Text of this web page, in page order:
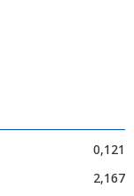
0,121
2,167